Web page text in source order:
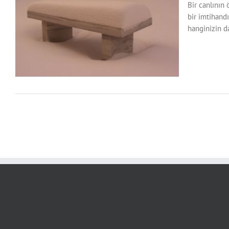
Bir canlının
bir
hanginizin